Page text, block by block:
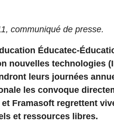
communiqué de presse.
Éducatec-
nouvelles technologies
leurs journées
les convoque
Framasoft regrettent
et ressources libres.